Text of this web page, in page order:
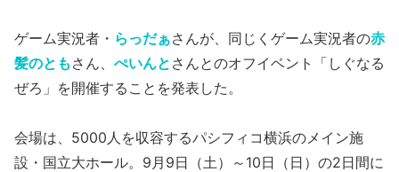
ゲーム実況者・ らっだぁさんが、同じくゲーム実況者の赤
髪のとも さん、 ぺいんと さんとのオフイベント「しぐなる
ぜろ」を開催することを発表した。
会場は、5000人を収容するパシフィコ横浜のメイン施
設・国立大ホール。9月9日（土）～10日（日）の2日間に